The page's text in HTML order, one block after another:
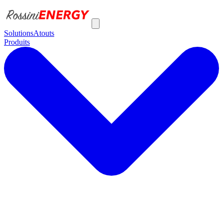
SolutionsAtouts
Produits